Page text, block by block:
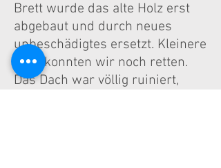
Brett wurde das alte Holz erst
abgebaut und durch neues
unbeschädigtes ersetzt. Kleinere
Teile konnten wir noch retten.
Das Dach war völlig ruiniert,